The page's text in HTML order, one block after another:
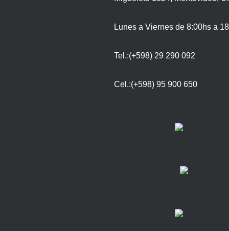
Lunes a Viernes de 8:00hs a
Tel.:(+598) 29 290 092
Cel.:(+598) 95 900 650